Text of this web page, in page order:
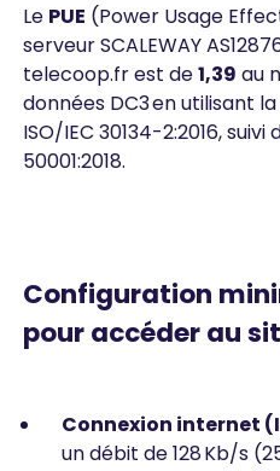
Le PUE (Power Usage
serveur SCALEWAY
telecoop.fr est de1,39 au
données DC3 en utilisant
ISO/IEC 30134-2:2016,
50001:2018.
Configuration
pour accéder au
Connexion internet
un débit de 128 Kb/s